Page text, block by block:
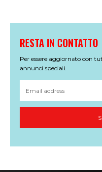
RESTA IN CONTATTO
Per essere aggiornato con
annunci speciali.